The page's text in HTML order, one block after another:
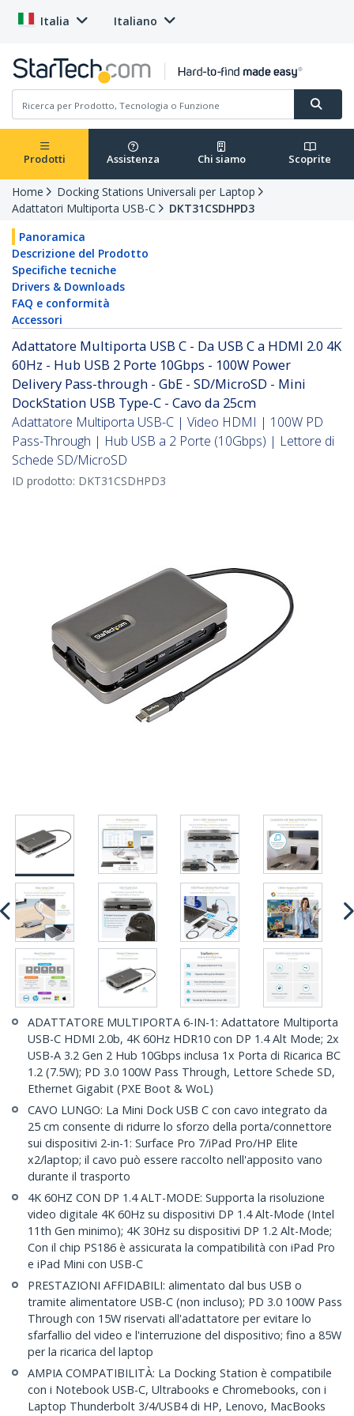
Italia Italiano
Prodotti Assistenza Chi siamo Scoprite
Home
Docking Stations Universali per Laptop
Adattatori Multiporta USB-C
DKT31CSDHPD3
Panoramica
Descrizione del Prodotto
Specifiche tecniche
Drivers & Downloads
FAQ e conformità
Accessori
Adattatore Multiporta USB C - Da USB C a HDMI 2.0 4K
60Hz - Hub USB 2 Porte 10Gbps - 100W Power
Delivery Pass-through - GbE - SD/MicroSD - Mini
DockStation USB Type-C - Cavo da 25cm
Adattatore Multiporta USB-C | Video HDMI | 100W PD
Pass-Through | Hub USB a 2 Porte (10Gbps) | Lettore di
Schede SD/MicroSD
ID prodotto: DKT31CSDHPD3
ADATTATORE MULTIPORTA 6-IN-1: Adattatore Multiporta
USB-C HDMI 2.0b, 4K 60Hz HDR10 con DP 1.4 Alt Mode; 2x
USB-A 3.2 Gen 2 Hub 10Gbps inclusa 1x Porta di Ricarica BC
1.2 (7.5W); PD 3.0 100W Pass Through, Lettore Schede SD,
Ethernet Gigabit (PXE Boot & WoL)
CAVO LUNGO: La Mini Dock USB C con cavo integrato da
25 cm consente di ridurre lo sforzo della porta/connettore
sui dispositivi 2-in-1: Surface Pro 7/iPad Pro/HP Elite
x2/laptop; il cavo può essere raccolto nell'apposito vano
durante il trasporto
4K 60HZ CON DP 1.4 ALT-MODE: Supporta la risoluzione
video digitale 4K 60Hz su dispositivi DP 1.4 Alt-Mode (Intel
11th Gen minimo); 4K 30Hz su dispositivi DP 1.2 Alt-Mode;
Con il chip PS186 è assicurata la compatibilità con iPad Pro
e iPad Mini con USB-C
PRESTAZIONI AFFIDABILI: alimentato dal bus USB o
tramite alimentatore USB-C (non incluso); PD 3.0 100W Pass
Through con 15W riservati all'adattatore per evitare lo
sfarfallio del video e l'interruzione del dispositivo; fino a 85W
per la ricarica del laptop
AMPIA COMPATIBILITÀ: La Docking Station è compatibile
con i Notebook USB-C, Ultrabooks e Chromebooks, con i
Laptop Thunderbolt 3/4/USB4 di HP, Lenovo, MacBooks